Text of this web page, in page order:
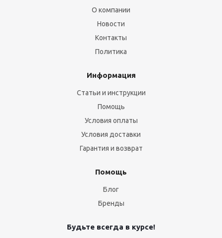
О компании
Новости
Контакты
Политика
Информация
Статьи и инструкции
Помощь
Условия оплаты
Условия доставки
Гарантия и возврат
Помощь
Блог
Бренды
Будьте всегда в курсе!